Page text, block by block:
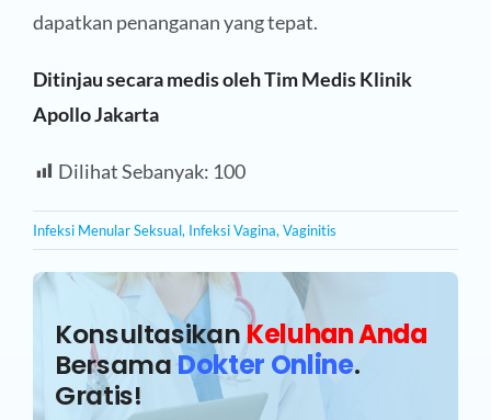
dapatkan penanganan yang tepat.
Ditinjau secara medis oleh Tim Medis Klinik
Apollo Jakarta
Dilihat Sebanyak: 100
Infeksi Menular Seksual, Infeksi Vagina, Vaginitis
KonsultasikanKeluhan Anda
BersamaDokter Online.
Gratis!